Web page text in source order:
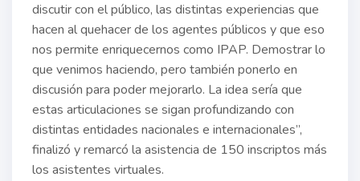
discutir con el público, las distintas experiencias que
hacen al quehacer de los agentes públicos y que eso
nos permite enriquecernos como IPAP. Demostrar lo
que venimos haciendo, pero también ponerlo en
discusión para poder mejorarlo. La idea sería que
estas articulaciones se sigan profundizando con
distintas entidades nacionales e internacionales”,
finalizó y remarcó la asistencia de 150 inscriptos más
los asistentes virtuales.